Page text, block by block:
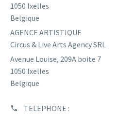
1050 Ixelles
Belgique
AGENCE ARTISTIQUE
Circus & Live Arts Agency SRL
Avenue Louise, 209A boite 7
1050 Ixelles
Belgique
TELEPHONE :